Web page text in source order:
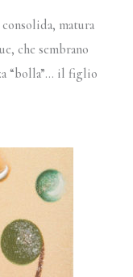
matura
che sembrano
“bolla”… il figlio